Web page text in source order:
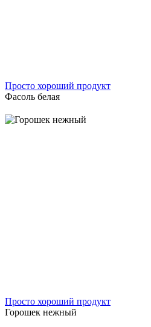
Просто хороший продукт
Фасоль белая
Просто хороший продукт
Горошек нежный